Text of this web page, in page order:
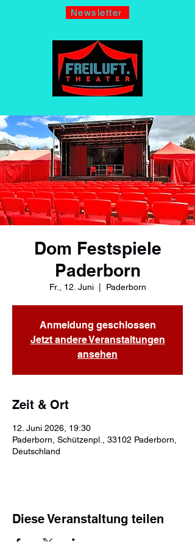
Newsletter
Dom Festspiele
Paderborn
Fr., 12. Juni
  |
Paderborn
Anmeldung geschlossen
Jetzt andere Veranstaltungen
ansehen
Zeit & Ort
12. Juni 2026, 19:30
Paderborn, Schützenpl., 33102 Paderborn,
Deutschland
Diese Veranstaltung teilen